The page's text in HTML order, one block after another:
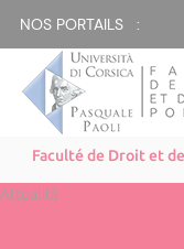
NOS PORTAILS :
Faculté de Droit et
Attualità